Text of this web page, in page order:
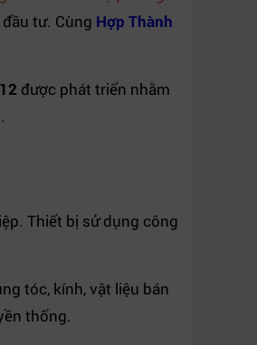
tư. Cùng Hợp Thành
được phát triển nhằm
Thiết bị sử dụng công
tóc, kính, vật liệu bán
thống.